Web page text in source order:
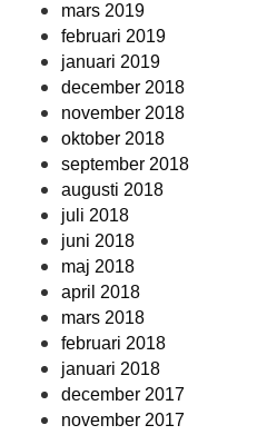
mars 2019
februari 2019
januari 2019
december 2018
november 2018
oktober 2018
september 2018
augusti 2018
juli 2018
juni 2018
maj 2018
april 2018
mars 2018
februari 2018
januari 2018
december 2017
november 2017